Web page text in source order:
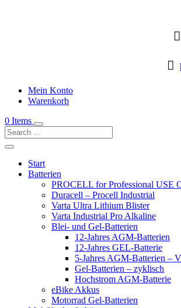


Mein Konto
Warenkorb
0 Items
Start
Batterien
PROCELL for Professional USE
Duracell – Procell Industrial
Varta Ultra Lithium Blister
Varta Industrial Pro Alkaline
Blei- und Gel-Batterien
12-Jahres AGM-Batterien
12-Jahres GEL-Batterie
5-Jahres AGM-Batterien –
Gel-Batterien – zyklisch
Hochstrom AGM-Batterie
eBike Akkus
Motorrad Gel-Batterien